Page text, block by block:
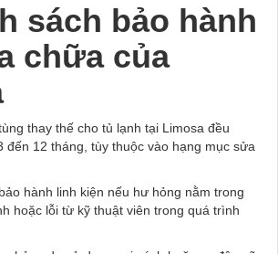
sách bảo hành
chữa của
thay thế cho tủ lạnh tại Limosa đều
đến 12 tháng, tùy thuộc vào hạng mục sửa
hành linh kiện nếu hư hỏng nằm trong
hoặc lỗi từ kỹ thuật viên trong quá trình